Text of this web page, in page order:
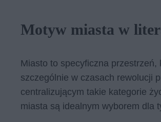
Motyw miasta w
Miasto to specyficzna przestrzeń,
szczególnie w czasach rewolucji
centralizującym takie kategorie
miasta są idealnym wyborem dla